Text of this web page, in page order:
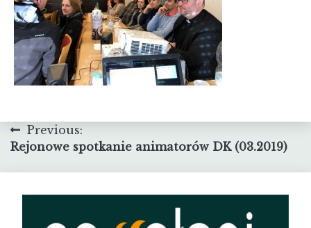
Nawigacja
wpisu
Previous:
Rejonowe spotkanie animatorów DK (03.2019)